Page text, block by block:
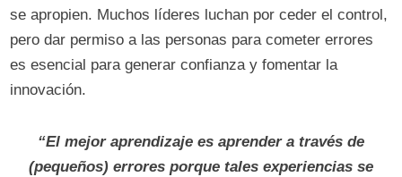
se apropien. Muchos líderes luchan por ceder el control,
pero dar permiso a las personas para cometer errores
es esencial para generar confianza y fomentar la
innovación.
“El mejor aprendizaje es aprender a través de
(pequeños) errores porque tales experiencias se